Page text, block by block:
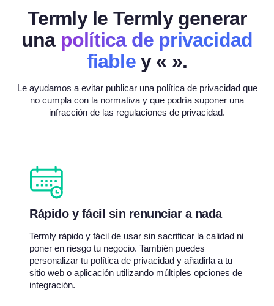
Termly le Termly generar
una política de privacidad
fiabley « ».
Le ayudamos a evitar publicar una política de privacidad que
no cumpla con la normativa y que podría suponer una
infracción de las regulaciones de privacidad.
Rápido y fácil sin renunciar a nada
Termly rápido y fácil de usar sin sacrificar la calidad ni
poner en riesgo tu negocio. También puedes
personalizar tu política de privacidad y añadirla a tu
sitio web o aplicación utilizando múltiples opciones de
integración.